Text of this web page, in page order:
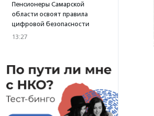
Пенсионеры Самарской
области освоят правила
цифровой безопасности
13:27